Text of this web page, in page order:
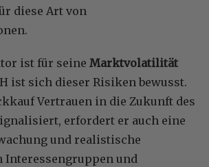
diese Art von
ist für seine Marktvolatilität
ist sich dieser Risiken bewusst.
Vertrauen in die Zukunft des
erfordert er auch eine
und realistische
Interessengruppen und